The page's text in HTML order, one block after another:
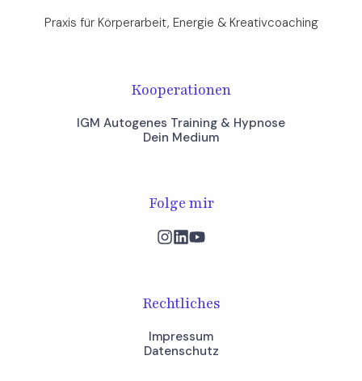
Praxis für Körperarbeit, Energie & Kreativcoaching​
Kooperationen
IGM Autogenes Training & Hypnose
Dein Medium
Folge mir
Rechtliches
Impressum
Datenschutz